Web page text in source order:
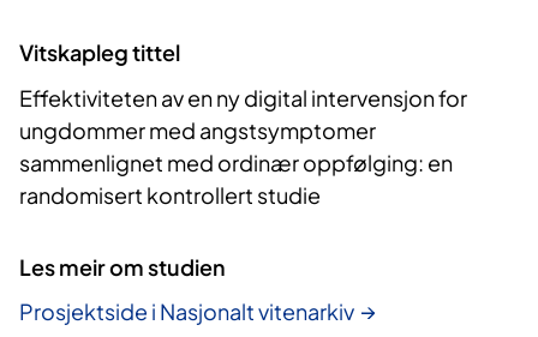
Vitskapleg tittel
Effektiviteten av en ny digital intervensjon for
ungdommer med angstsymptomer
sammenlignet med ordinær oppfølging: en
randomisert kontrollert studie
Les meir om studien
Prosjektside i Nasjonalt vitenarkiv